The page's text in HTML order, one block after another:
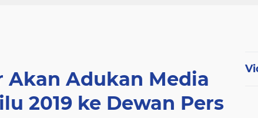
Akan Adukan Media
2019 ke Dewan Pers